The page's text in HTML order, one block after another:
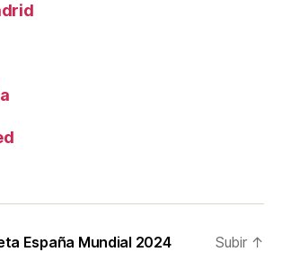
España Mundial 2024 Subir ↑